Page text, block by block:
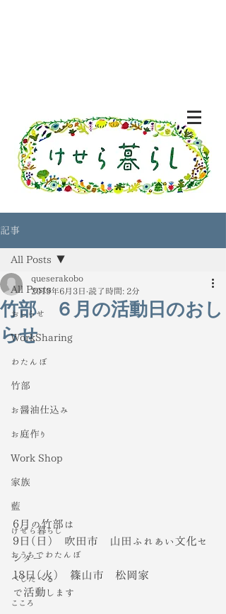
記事
All Posts
おしらせ
WorkSharing
わたんぼ
竹部
お醤油仕込み
お庭作り
Work Shop
家族
藍
けせら暮らし
おうちでわたんぼ
べじたべる
こころ
All Posts
竹部 ６月の活動日のおし
らせ
queserakobo
2019年6月3日 読了時間: 2分
６月の竹部は
９日（日）　吹田市　山田ふれあい文化セ
ンター
１８日（火）　篠山市　松岡家
で活動します